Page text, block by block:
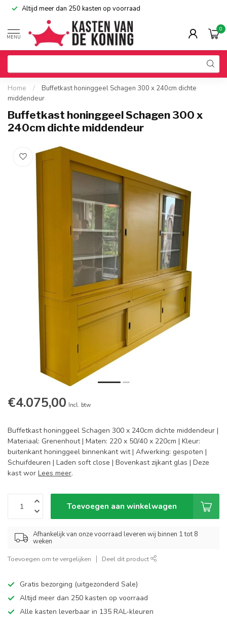
Altijd meer dan 250 kasten op voorraad
MENU
0
Home /
Buffetkast honinggeel Schagen 300 x 240cm dichte
middendeur
Buffetkast honinggeel Schagen 300 x
240cm dichte middendeur
€4.075,00 Incl. btw
Buffetkast honinggeel Schagen 300 x 240cm dichte middendeur |
Materiaal: Grenenhout | Maten: 220 x 50/40 x 220cm | Kleur:
buitenkant honinggeel binnenkant wit | Afwerking: gespoten |
Schuifdeuren | Laden soft close | Bovenkast zijkant glas | Deze
kast wor Lees meer.
Toevoegen aan winkelwagen
Afhankelijk van onze voorraad leveren wij binnen 1 tot 8
weken
Toevoegen om te vergelijken Deel dit product
Gratis bezorging (uitgezonderd Sale)
Altijd meer dan 250 kasten op voorraad
Alle kasten leverbaar in 135 RAL-kleuren